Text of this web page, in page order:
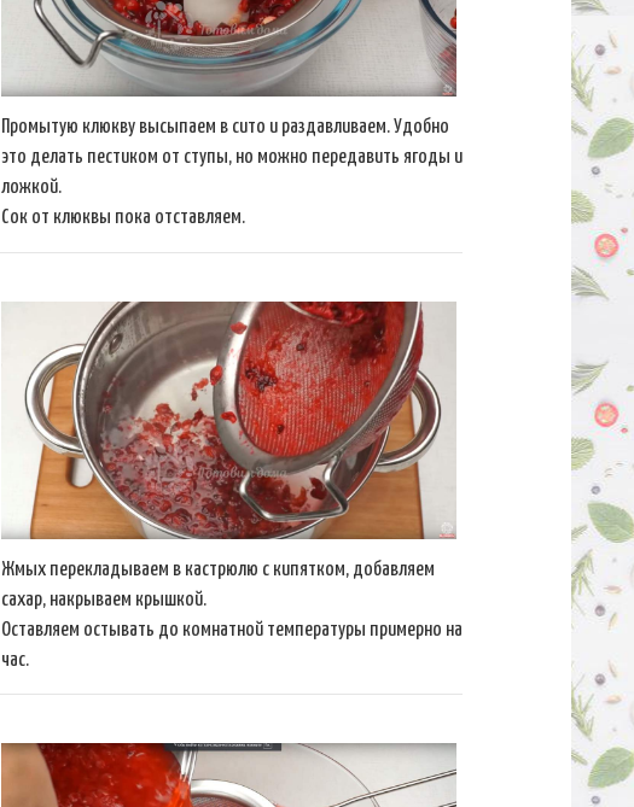
Промытую клюкву высыпаем в сито и раздавливаем. Удобно
это делать пестиком от ступы, но можно передавить ягоды и
ложкой.
Сок от клюквы пока отставляем.
Жмых перекладываем в кастрюлю с кипятком, добавляем
сахар, накрываем крышкой.
Оставляем остывать до комнатной температуры примерно на
час.